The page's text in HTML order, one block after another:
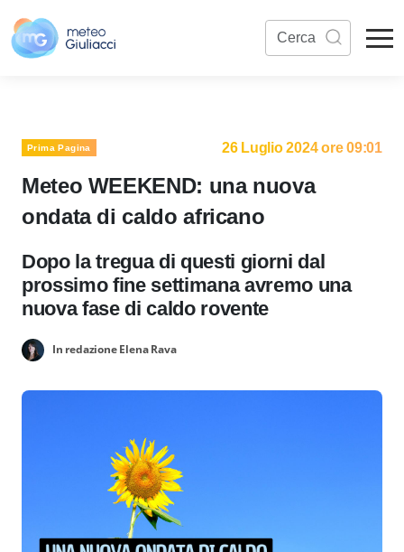
Prima Pagina 26 Luglio 2024 ore 09:01
Meteo WEEKEND: una nuova
ondata di caldo africano
Dopo la tregua di questi giorni dal
prossimo fine settimana avremo una
nuova fase di caldo rovente
In redazione Elena Rava